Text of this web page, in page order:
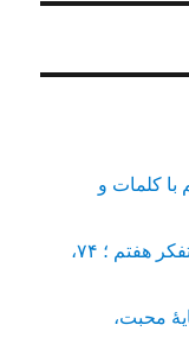
کلمات و
جواب فعالیت سبک های ارتباطی ما تفکر هفتم ؛ ۷۴،
محبت،